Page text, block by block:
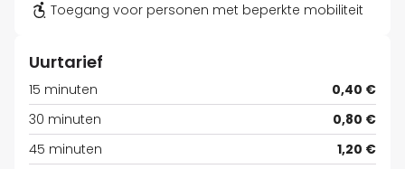
Toegang voor personen met beperkte mobiliteit
Uurtarief
15 minuten
0,40 €
30 minuten
0,80 €
45 minuten
1,20 €